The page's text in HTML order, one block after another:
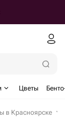
Цветы
в Красноярске